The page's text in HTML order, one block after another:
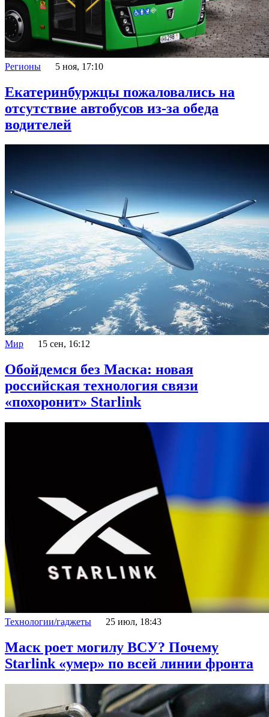
Регионы 5 ноя, 17:10
Екатеринбуржцы пожаловались на
отсутствие автобусов из-за обеда
водителей
Мир 15 сен, 16:12
Обойдемся без Маска: новая
российская технология связи
«похоронит» Starlink
Технологии/гаджеты 25 июл, 18:43
Маск роет могилу ВСУ? Почему
Starlink «умер» по всей линии фронта